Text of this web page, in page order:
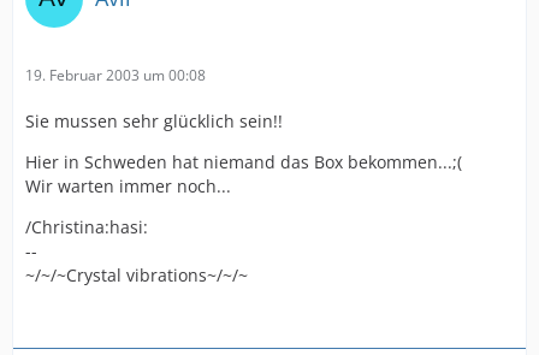
19. Februar 2003 um 00:08
Sie mussen sehr glücklich sein!!
Hier in Schweden hat niemand das Box bekommen...;(
Wir warten immer noch...
/Christina:hasi:
--
~/~/~Crystal vibrations~/~/~